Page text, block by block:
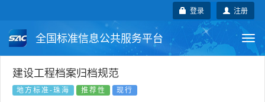
注册
登录
全国标准信息公共服务平台
国家标准 行业标准
建设工程档案归档规范
地方标准-珠海 推荐性 现行